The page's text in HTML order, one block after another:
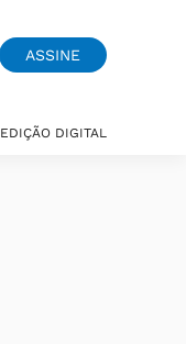
ASSINE
EDIÇÃO DIGITAL